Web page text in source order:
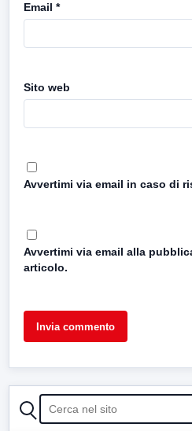
Email *
Sito web
Avvertimi via email in caso di
Avvertimi via email alla
articolo.
CERCA